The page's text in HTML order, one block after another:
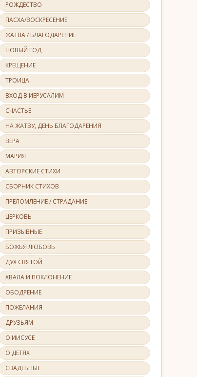
РОЖДЕСТВО
ПАСХА/ВОСКРЕСЕНИЕ
ЖАТВА / БЛАГОДАРЕНИЕ
НОВЫЙ ГОД
КРЕЩЕНИЕ
ТРОИЦА
ВХОД В ИЕРУСАЛИМ
СЧАСТЬЕ
НА ЖАТВУ, ДЕНЬ БЛАГОДАРЕНИЯ
ВЕРА
МАРИЯ
АВТОРСКИЕ СТИХИ
СБОРНИК СТИХОВ
ПРЕЛОМЛЕНИЕ / СТРАДАНИЕ
ЦЕРКОВЬ
ПРИЗЫВНЫЕ
БОЖЬЯ ЛЮБОВЬ
ДУХ СВЯТОЙ
ХВАЛА И ПОКЛОНЕНИЕ
ОБОДРЕНИЕ
ПОЖЕЛАНИЯ
ДРУЗЬЯМ
О ИИСУСЕ
О ДЕТЯХ
СВАДЕБНЫЕ